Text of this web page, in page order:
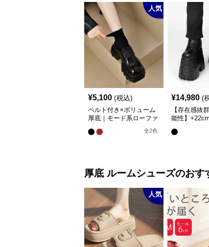
人気
¥5,100 (税込)
ベルト付き×ボリューム
厚底｜モード系ローファ
全2色
¥14,980 (
【存在感抜
能性】
げ）
厚底 ルームシューズのおす
人気